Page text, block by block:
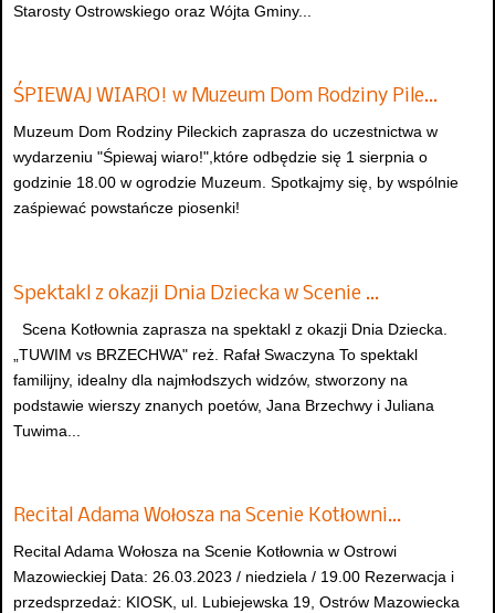
Starosty Ostrowskiego oraz Wójta Gminy...
ŚPIEWAJ WIARO! w Muzeum Dom Rodziny Pile…
Muzeum Dom Rodziny Pileckich zaprasza do uczestnictwa w
wydarzeniu "Śpiewaj wiaro!",które odbędzie się 1 sierpnia o
godzinie 18.00 w ogrodzie Muzeum. Spotkajmy się, by wspólnie
zaśpiewać powstańcze piosenki!
Spektakl z okazji Dnia Dziecka w Scenie …
Scena Kotłownia zaprasza na spektakl z okazji Dnia Dziecka.
„TUWIM vs BRZECHWA" reż. Rafał Swaczyna To spektakl
familijny, idealny dla najmłodszych widzów, stworzony na
podstawie wierszy znanych poetów, Jana Brzechwy i Juliana
Tuwima...
Recital Adama Wołosza na Scenie Kotłowni…
Recital Adama Wołosza na Scenie Kotłownia w Ostrowi
Mazowieckiej Data: 26.03.2023 / niedziela / 19.00 Rezerwacja i
przedsprzedaż: KIOSK, ul. Lubiejewska 19, Ostrów Mazowiecka